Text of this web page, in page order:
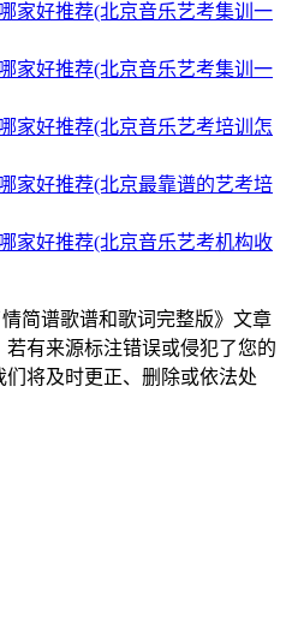
家好推荐(北京音乐艺考集训一
家好推荐(北京音乐艺考集训一
家好推荐(北京音乐艺考培训怎
家好推荐(北京最靠谱的艺考培
家好推荐(北京音乐艺考机构收
简谱歌谱和歌词完整版》文章
有来源标注错误或侵犯了您的
将及时更正、删除或依法处